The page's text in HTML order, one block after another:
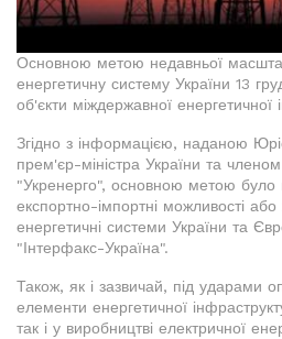
Основною метою недавньої
енергетичну систему України 13
об'єкти міждержавної енергетичної
Згідно з інформацією, наданою
прем'єр-міністра України та
"Укренерго", основною метою
експортно-імпортні можливості
енергетичні системи України та
"Інтерфакс-Україна".
Також, як і зазвичай, під ударами
елементи енергетичної
так і у виробництві електричної